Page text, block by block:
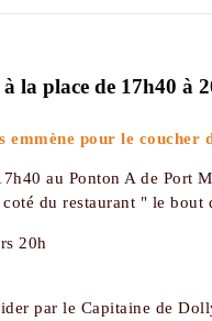
la place de 17h40 à
emmène pour le coucher
au Ponton A de Port
du restaurant " le bout
20h
par le Capitaine de